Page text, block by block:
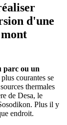
d'une
parc ou un
courantes se
thermales
de Desa, le
Plus il y
endroit.